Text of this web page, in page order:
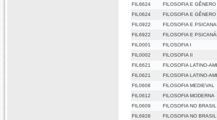
FIL6624
FILOSOFIA E GÊNERO
FIL0624
FILOSOFIA E GÊNERO
FIL0922
FILOSOFIA E
FIL6922
FILOSOFIA E
FIL0001
FILOSOFIA I
FIL0002
FILOSOFIA II
FIL6621
FILOSOFIA LATINO-
FIL0621
FILOSOFIA LATINO-
FIL0608
FILOSOFIA MEDIEVAL
FIL0612
FILOSOFIA MODERNA
FIL0609
FILOSOFIA NO BRASIL
FIL6928
FILOSOFIA NO BRASIL